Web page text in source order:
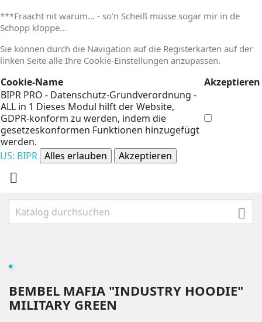
***Fraacht nit warum... - so'n Scheiß müsse sogar mir in de
Schopp kloppe...
Sie können durch die Navigation auf die Registerkarten auf der
linken Seite alle Ihre Cookie-Einstellungen anzupassen.
Cookie-Name
Akzeptieren
BIPR PRO - Datenschutz-Grundverordnung -
ALL in 1 Dieses Modul hilft der Website,
GDPR-konform zu werden, indem die
gesetzeskonformen Funktionen hinzugefügt
werden.
US: BIPR Alles erlauben Akzeptieren


BEMBEL MAFIA "INDUSTRY HOODIE"
MILITARY GREEN